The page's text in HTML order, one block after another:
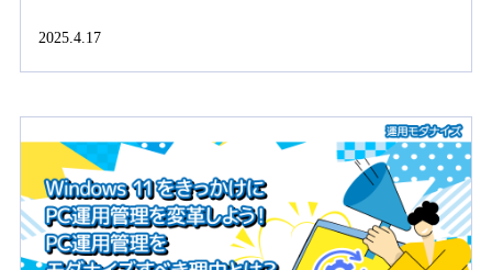
2025.4.17